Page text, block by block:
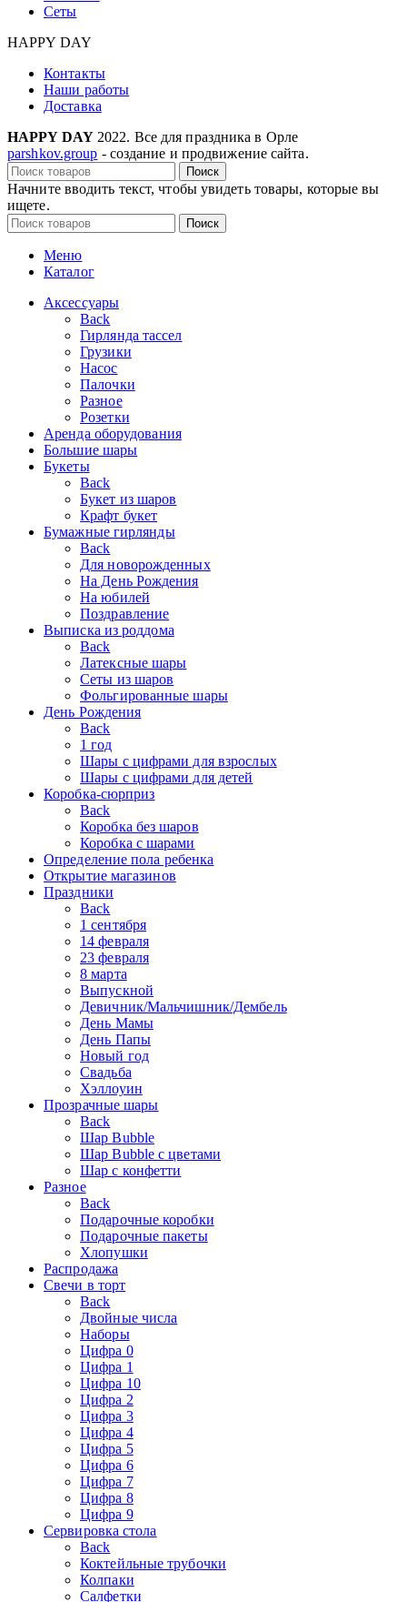
Сеты
HAPPY DAY
Контакты
Наши работы
Доставка
HAPPY DAY 2022. Все для праздника в Орле
parshkov.group - создание и продвижение сайта.
Поиск
Начните вводить текст, чтобы увидеть товары, которые вы
ищете.
Поиск
Меню
Каталог
Аксессуары
Back
Гирлянда тассел
Грузики
Насос
Палочки
Разное
Розетки
Аренда оборудования
Большие шары
Букеты
Back
Букет из шаров
Крафт букет
Бумажные гирлянды
Back
Для новорожденных
На День Рождения
На юбилей
Поздравление
Выписка из роддома
Back
Латексные шары
Сеты из шаров
Фольгированные шары
День Рождения
Back
1 год
Шары с цифрами для взрослых
Шары с цифрами для детей
Коробка-сюрприз
Back
Коробка без шаров
Коробка с шарами
Определение пола ребенка
Открытие магазинов
Праздники
Back
1 сентября
14 февраля
23 февраля
8 марта
Выпускной
Девичник/Мальчишник/Дембель
День Мамы
День Папы
Новый год
Свадьба
Хэллоуин
Прозрачные шары
Back
Шар Bubble
Шар Bubble с цветами
Шар с конфетти
Разное
Back
Подарочные коробки
Подарочные пакеты
Хлопушки
Распродажа
Свечи в торт
Back
Двойные числа
Наборы
Цифра 0
Цифра 1
Цифра 10
Цифра 2
Цифра 3
Цифра 4
Цифра 5
Цифра 6
Цифра 7
Цифра 8
Цифра 9
Сервировка стола
Back
Коктейльные трубочки
Колпаки
Салфетки